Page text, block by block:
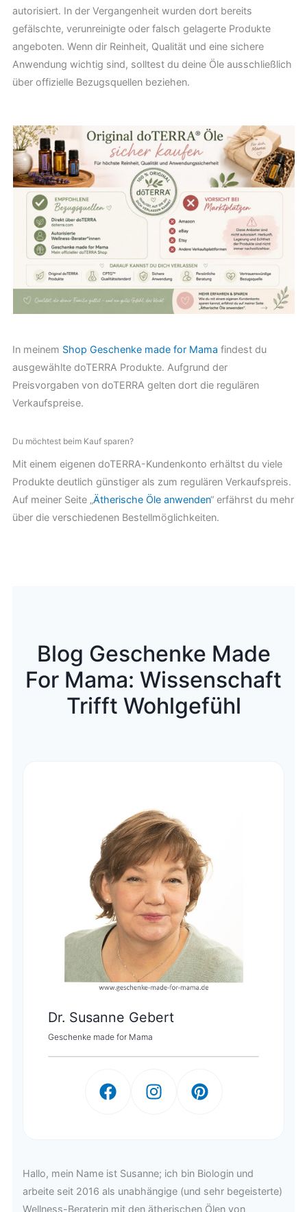
autorisiert. In der Vergangenheit wurden dort bereits
gefälschte, verunreinigte oder falsch gelagerte Produkte
angeboten. Wenn dir Reinheit, Qualität und eine sichere
Anwendung wichtig sind, solltest du deine Öle ausschließlich
über offizielle Bezugsquellen beziehen.
In meinem Shop Geschenke made for Mama findest du
ausgewählte doTERRA Produkte. Aufgrund der
Preisvorgaben von doTERRA gelten dort die regulären
Verkaufspreise.
Du möchtest beim Kauf sparen?
Mit einem eigenen doTERRA-Kundenkonto erhältst du viele
Produkte deutlich günstiger als zum regulären Verkaufspreis.
Auf meiner Seite „Ätherische Öle anwenden“ erfährst du mehr
über die verschiedenen Bestellmöglichkeiten.
Blog Geschenke Made
For Mama: Wissenschaft
Trifft Wohlgefühl
Dr. Susanne Gebert
Geschenke made for Mama
Hallo, mein Name ist Susanne; ich bin Biologin und
arbeite seit 2016 als unabhängige (und sehr begeisterte)
Wellness-Beraterin mit den ätherischen Ölen von